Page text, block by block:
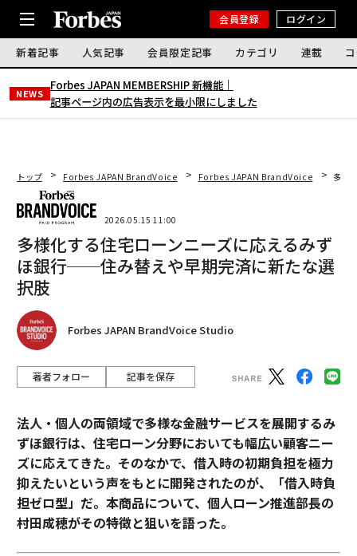
会員登録 ログイン
新着記事 人気記事 会員限定記事 カテゴリ 連載
NEWS
Forbes JAPAN MEMBERSHIP 新機能｜
記事ページ内の広告表示を最小限にしました
トップ Forbes JAPAN BrandVoice Forbes JAPAN BrandVoice 多様
2026.05.15 11:00
多様化する住宅ローンニーズに応えるみず
ほ銀行──住み替えや早期完済に新たな選
択肢
Forbes JAPAN BrandVoice Studio
著者フォロー 記事を保存
法人・個人の両領域で多様な金融サービスを展開するみ
ずほ銀行は、住宅ローン分野においても幅広い顧客ニー
ズに応えてきた。そのなかで、借入時の初期負担を極力
抑えたいという声をもとに開発されたのが、「借入時負
担ゼロ型」だ。本商品について、個人ローン推進部長の
村田成穂がその特徴と狙いを語った。